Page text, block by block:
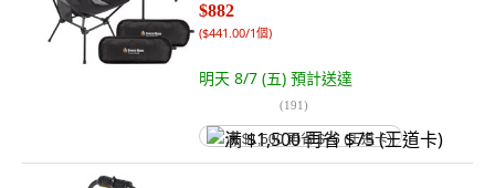
$882
($441.00/1個)
明天 8/7 (五) 預計送達
(191)
满 $1,500 再省 $75 (王道卡)